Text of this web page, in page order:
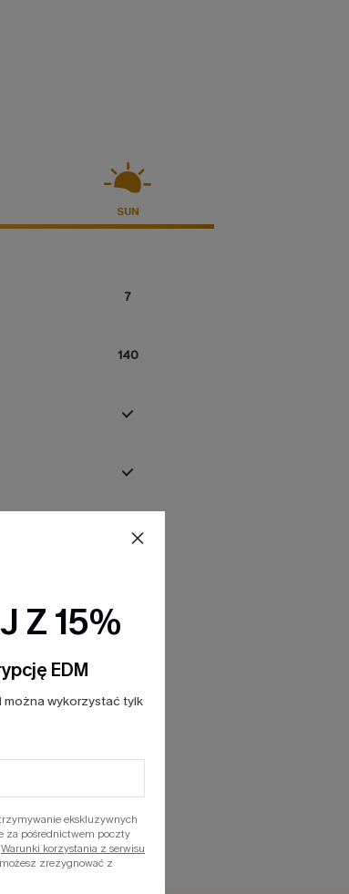
SUN
7
140
Z 15%
EDM
wykorzystać tylk
ekskluzywnych
za pośrednictwem poczty
Warunki korzystania z serwisu
zrezygnować z